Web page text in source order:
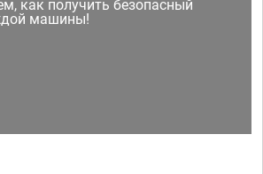
как получить безопасный
машины!